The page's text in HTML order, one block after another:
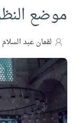
موضع
لقمان عبد السلام